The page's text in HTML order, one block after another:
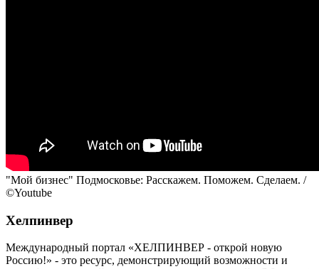
"Мой бизнес" Подмосковье: Расскажем. Поможем. Сделаем. /
©Youtube
Хелпинвер
Международный портал «ХЕЛПИНВЕР - открой новую
Россию!» - это ресурс, демонстрирующий возможности и